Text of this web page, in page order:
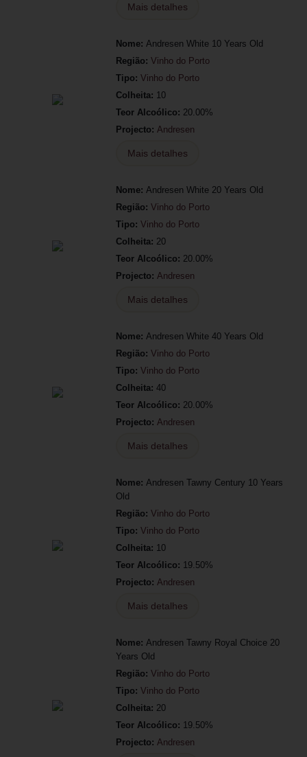
Mais detalhes
Nome: Andresen White 10 Years Old
Região: Vinho do Porto
Tipo: Vinho do Porto
Colheita: 10
Teor Alcoólico: 20.00%
Projecto: Andresen
Mais detalhes
Nome: Andresen White 20 Years Old
Região: Vinho do Porto
Tipo: Vinho do Porto
Colheita: 20
Teor Alcoólico: 20.00%
Projecto: Andresen
Mais detalhes
Nome: Andresen White 40 Years Old
Região: Vinho do Porto
Tipo: Vinho do Porto
Colheita: 40
Teor Alcoólico: 20.00%
Projecto: Andresen
Mais detalhes
Nome: Andresen Tawny Century 10 Years
Old
Região: Vinho do Porto
Tipo: Vinho do Porto
Colheita: 10
Teor Alcoólico: 19.50%
Projecto: Andresen
Mais detalhes
Nome: Andresen Tawny Royal Choice 20
Years Old
Região: Vinho do Porto
Tipo: Vinho do Porto
Colheita: 20
Teor Alcoólico: 19.50%
Projecto: Andresen